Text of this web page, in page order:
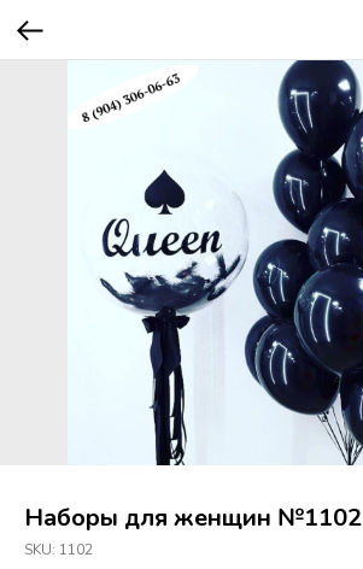
Наборы для женщин №1102
SKU: 1102